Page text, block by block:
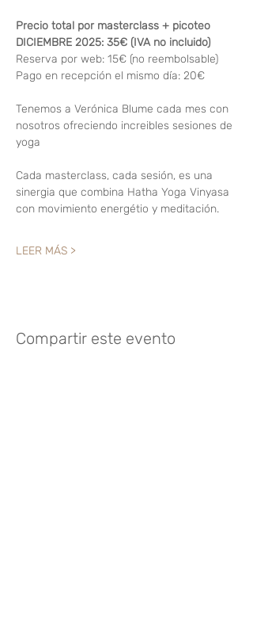
Precio total por masterclass + picoteo
DICIEMBRE 2025: 35€ (IVA no incluido)
Reserva por web: 15€ (no reembolsable)
Pago en recepción el mismo día: 20€
Tenemos a Verónica Blume cada mes con
nosotros ofreciendo increibles sesiones de
yoga
Cada masterclass, cada sesión, es una
sinergia que combina Hatha Yoga Vinyasa
con movimiento energétio y meditación.
LEER MÁS >
Compartir este evento